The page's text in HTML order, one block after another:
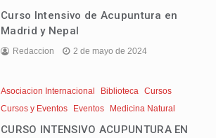
Curso Intensivo de Acupuntura en
Madrid y Nepal
Redaccion 2 de mayo de 2024
Asociacion Internacional Biblioteca Cursos
Cursos y Eventos
Eventos Medicina Natural
CURSO INTENSIVO ACUPUNTURA EN